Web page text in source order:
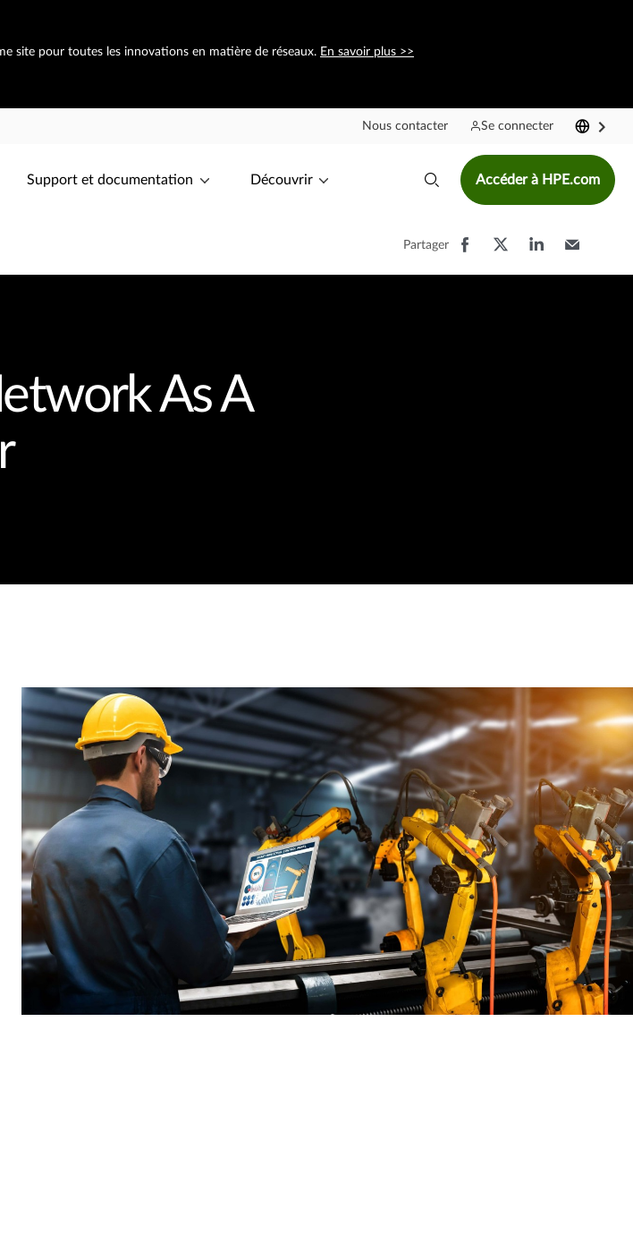
site pour toutes les innovations en matière de réseaux. En savoir plus >>
Nous contacter Se connecter
Support et documentation Découvrir Accéder à HPE.com
Partager
As A